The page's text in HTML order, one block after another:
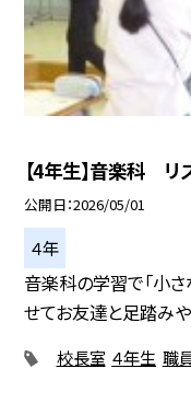
【4年生】音楽科 リ
公開日 2026/05/01
４年
音楽科の学習で「小
せてお友達と足踏み
校長室 ４年生 職